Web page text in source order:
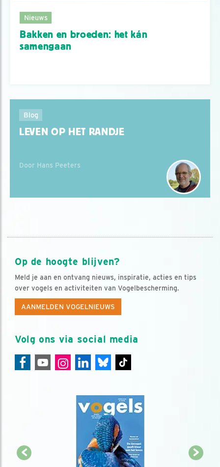
Nieuws
Bakken en broeden: het kán
samengaan
Blog
LEVEN OP HET RANDJE
Door Hans Peeters
Op de hoogte blijven?
Meld je aan en ontvang nieuws, inspiratie, acties en tips
over vogels en activiteiten van Vogelbescherming.
AANMELDEN VOGELNIEUWS
Volg ons via social media